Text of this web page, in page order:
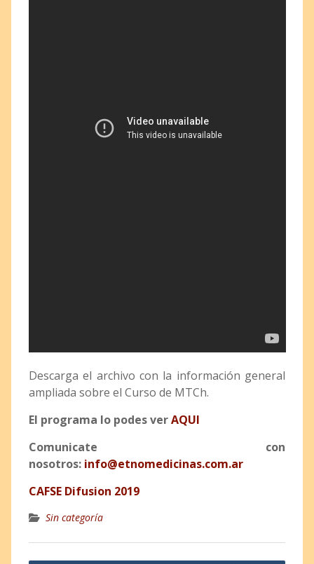
Descarga el archivo con la información general
ampliada sobre el Curso de MTCh.
El programa lo podes verAQUI
Comunicate con
nosotros: info@etnomedicinas.com.ar
CAFSE Difusion 2019
Sin categoría